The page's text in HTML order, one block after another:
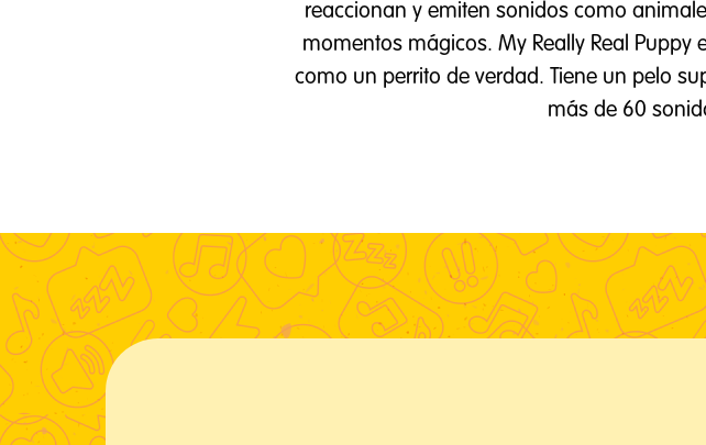
reaccionan y emiten sonidos como
momentos mágicos. My Really Real
como un perrito de verdad. Tiene un pelo
más de 60